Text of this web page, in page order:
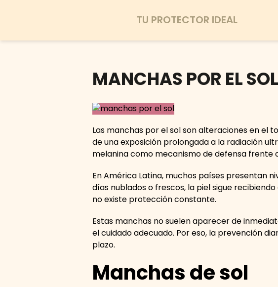
TU PROTECTOR IDEAL
MANCHAS POR EL SOL
Las manchas por el sol son alteraciones en el
de una exposición prolongada a la radiación
melanina como mecanismo de defensa frente
En América Latina, muchos países presentan
días nublados o frescos, la piel sigue
no existe protección constante.
Estas manchas no suelen aparecer de
el cuidado adecuado. Por eso, la prevención
plazo.
Manchas de sol